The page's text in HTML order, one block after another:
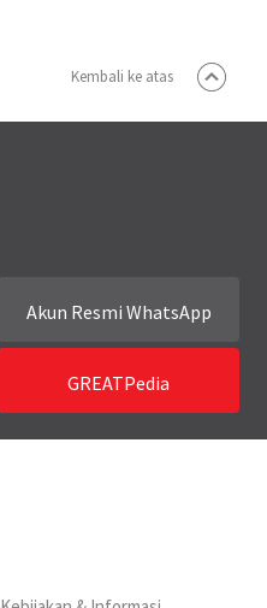
Kembali ke atas
Akun Resmi WhatsApp
GREATPedia